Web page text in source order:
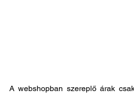
A webshopban szereplő árak